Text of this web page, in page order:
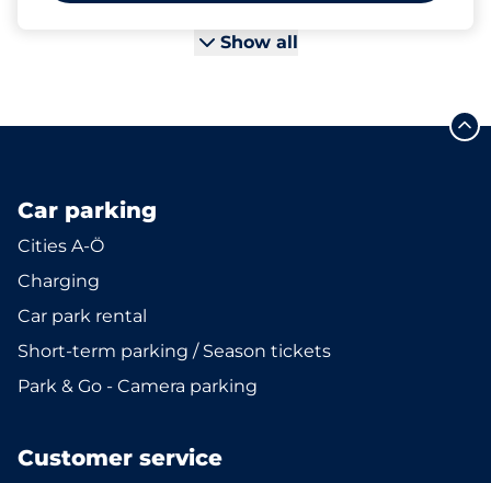
Show all
Car parking
Cities A-Ö
Charging
Car park rental
Short-term parking / Season tickets
Park & Go - Camera parking
Customer service